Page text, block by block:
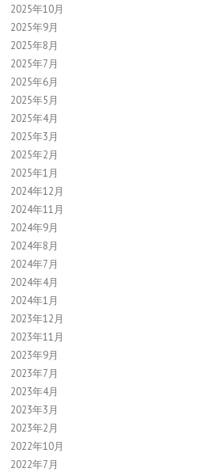
2025年10月
2025年9月
2025年8月
2025年7月
2025年6月
2025年5月
2025年4月
2025年3月
2025年2月
2025年1月
2024年12月
2024年11月
2024年9月
2024年8月
2024年7月
2024年4月
2024年1月
2023年12月
2023年11月
2023年9月
2023年7月
2023年4月
2023年3月
2023年2月
2022年10月
2022年7月